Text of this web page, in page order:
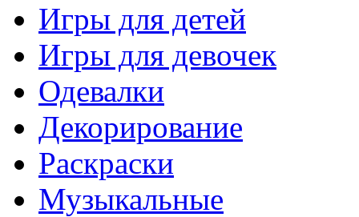
Игры для детей
Игры для девочек
Одевалки
Декорирование
Раскраски
Музыкальные